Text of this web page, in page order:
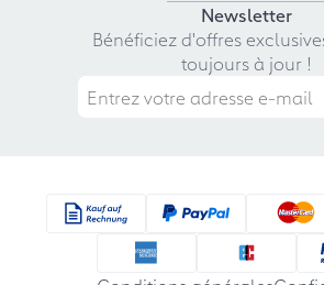
Newsletter
Bénéficiez d'offres
toujours à jour !